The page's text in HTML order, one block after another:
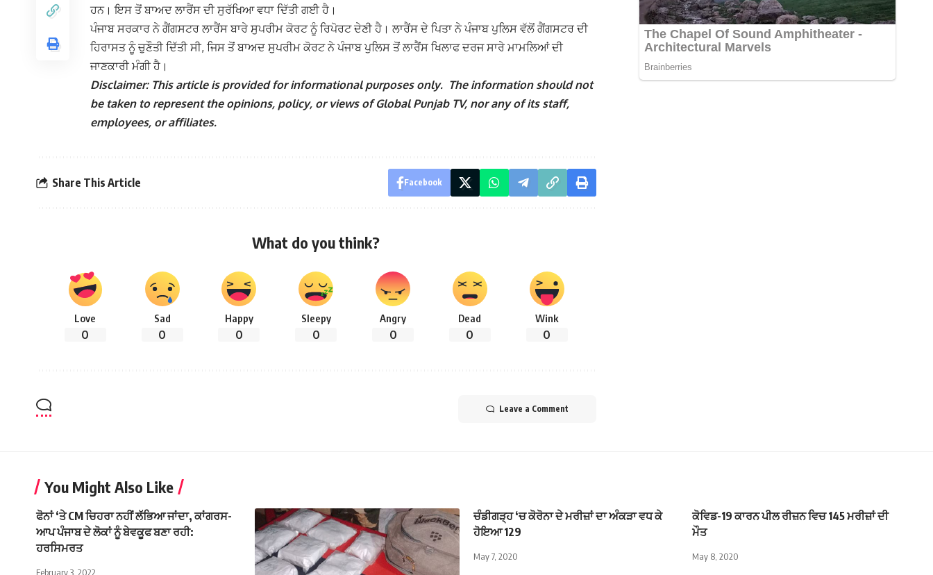
ਹਨ। ਇਸ ਤੋਂ ਬਾਅਦ ਲਾਰੈਂਸ ਦੀ ਸੁਰੱਖਿਆ ਵਧਾ ਦਿੱਤੀ ਗਈ ਹੈ।
ਪੰਜਾਬ ਸਰਕਾਰ ਨੇ ਗੈਂਗਸਟਰ ਲਾਰੈਂਸ ਬਾਰੇ ਸੁਪਰੀਮ ਕੋਰਟ ਨੂੰ ਰਿਪੋਰਟ ਦੇਣੀ ਹੈ। ਲਾਰੈਂਸ ਦੇ ਪਿਤਾ ਨੇ ਪੰਜਾਬ ਪੁਲਿਸ ਵੱਲੋਂ ਗੈਂਗਸਟਰ ਦੀ
ਹਿਰਾਸਤ ਨੂੰ ਚੁਣੌਤੀ ਦਿੱਤੀ ਸੀ, ਜਿਸ ਤੋਂ ਬਾਅਦ ਸੁਪਰੀਮ ਕੋਰਟ ਨੇ ਪੰਜਾਬ ਪੁਲਿਸ ਤੋਂ ਲਾਰੈਂਸ ਖਿਲਾਫ ਦਰਜ ਸਾਰੇ ਮਾਮਲਿਆਂ ਦੀ
ਜਾਣਕਾਰੀ ਮੰਗੀ ਹੈ।
Disclaimer: This article is provided for informational purposes only. The information should not
be taken to represent the opinions, policy, or views of Global Punjab TV, nor any of its staff,
employees, or affiliates.
Share This Article Facebook
What do you think?
Love
0
Sad
0
Happy
0
Sleepy
0
Angry
0
Dead
0
Wink
0
Leave a Comment
You Might Also Like
ਫੋਨਾਂ ‘ਤੇ CM ਚਿਹਰਾ ਨਹੀਂ ਲੱਭਿਆ ਜਾਂਦਾ, ਕਾਂਗਰਸ-
ਆਪ ਪੰਜਾਬ ਦੇ ਲੋਕਾਂ ਨੂੰ ਬੇਵਕੂਫ ਬਣਾ ਰਹੀ:
ਹਰਸਿਮਰਤ
February 3, 2022
ਚੰਡੀਗੜ੍ਹ ‘ਚ ਕੋਰੋਨਾ ਦੇ ਮਰੀਜ਼ਾਂ ਦਾ ਅੰਕੜਾ ਵਧ ਕੇ
ਹੋਇਆ 129
May 7, 2020
ਕੋਵਿਡ-19 ਕਾਰਨ ਪੀਲ ਰੀਜ਼ਨ ਵਿਚ 145 ਮਰੀਜ਼ਾਂ ਦੀ
ਮੌਤ
May 8, 2020